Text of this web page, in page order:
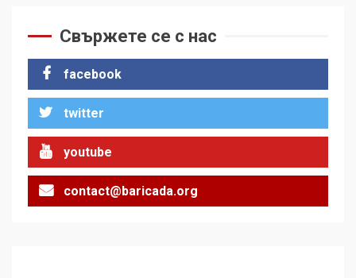
Свържете се с нас
facebook
twitter
youtube
contact@baricada.org